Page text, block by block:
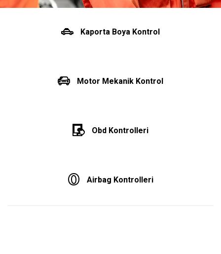
Kaporta Boya Kontrol
Motor Mekanik Kontrol
Obd Kontrolleri
Airbag Kontrolleri